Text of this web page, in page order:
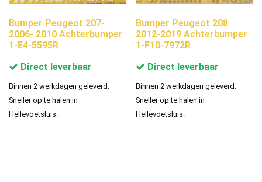
Bumper Peugeot 207-
2006- 2010 Achterbumper
1-E4-5595R
Direct leverbaar
Binnen 2 werkdagen geleverd.
Sneller op te halen in
Hellevoetsluis.
Bumper Peugeot 208
2012-2019 Achterbumper
1-F10-7972R
Direct leverbaar
Binnen 2 werkdagen geleverd.
Sneller op te halen in
Hellevoetsluis.